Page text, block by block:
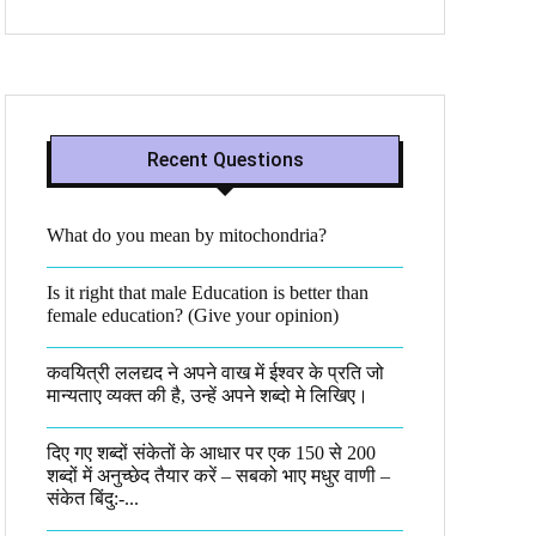
Recent Questions
What do you mean by mitochondria?​
Is it right that male Education is better than
female education? (Give your opinion)
कवयित्री ललद्यद ने अपने वाख में ईश्वर के प्रति जो
मान्यताए व्यक्त की है, उन्हें अपने शब्दो मे लिखिए।
दिए गए शब्दों संकेतों के आधार पर एक 150 से 200
शब्दों में अनुच्छेद तैयार करें – सबको भाए मधुर वाणी –
संकेत बिंदु:-...